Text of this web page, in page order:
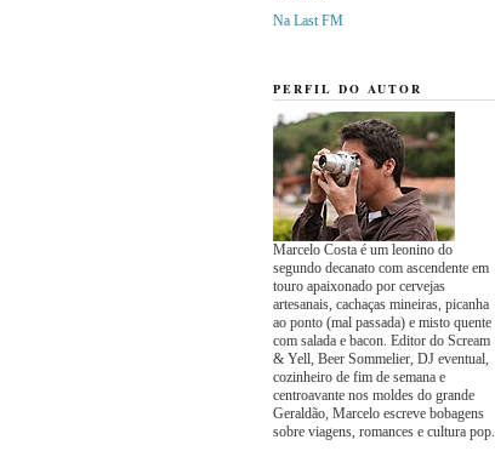
Na Last FM
PERFIL DO AUTOR
Marcelo Costa é um leonino do
segundo decanato com ascendente em
touro apaixonado por cervejas
artesanais, cachaças mineiras, picanha
ao ponto (mal passada) e misto quente
com salada e bacon. Editor do Scream
& Yell, Beer Sommelier, DJ eventual,
cozinheiro de fim de semana e
centroavante nos moldes do grande
Geraldão, Marcelo escreve bobagens
sobre viagens, romances e cultura pop.